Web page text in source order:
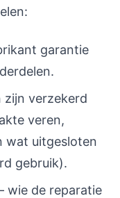
garantie
verzekerd
veren,
wat uitgesloten
gebruik).
wie de reparatie